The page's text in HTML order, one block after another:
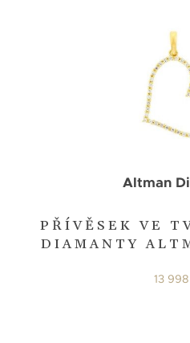
PŘÍVĚSEK VE
DIAMANTY
Altman
13